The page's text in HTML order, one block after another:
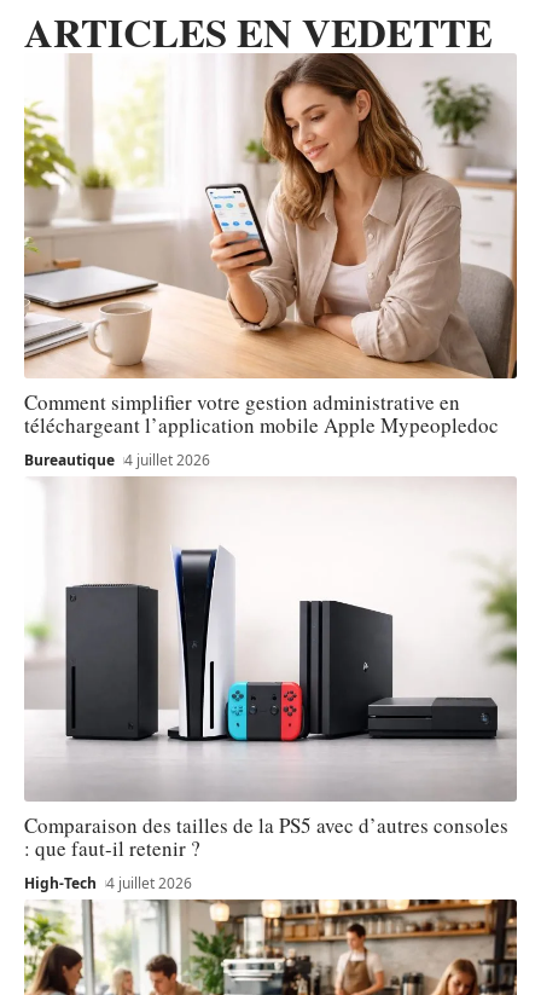
ARTICLES EN VEDETTE
Comment simplifier votre gestion administrative en
téléchargeant l’application mobile Apple Mypeopledoc
Bureautique 4 juillet 2026
Comparaison des tailles de la PS5 avec d’autres consoles
: que faut-il retenir ?
High-Tech 4 juillet 2026